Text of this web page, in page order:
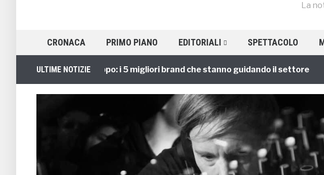
La
CRONACA PRIMO PIANO EDITORIALI SPETTACOLO
ULTIME NOTIZIE
Viaggi di Gruppo: i 5 migliori brand che stanno guidando il settore